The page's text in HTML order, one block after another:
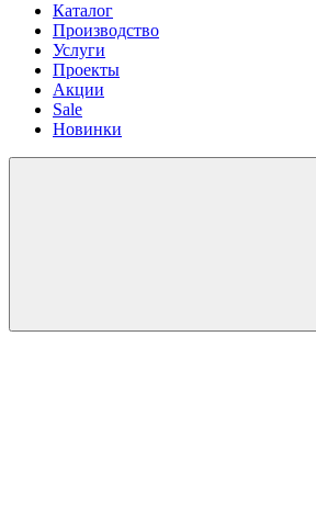
Каталог
Производство
Услуги
Проекты
Акции
Sale
Новинки